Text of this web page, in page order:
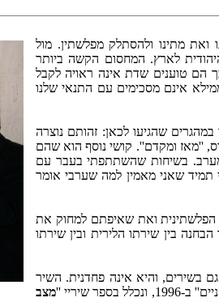
ואת מתינו ולהסתלק מפלשתין. מול
לארץ. המחסום הקשה ביותר
הם טוענים שדת אינה ראויה לקבל
אינם מסכימים עם התנאי שלנו
שהגיעו לכאן: זהותם נוצרה
''מאז ומקדם''. קושי נוסף הוא שהם
למערב. בשיחות שהשתתפתי בעבר עם
תמיד שאני מאמין למה שערבי אומר
ואת שאיפתם למחוק את
בין שירתו הלירית ובין שירתו
בשירים, והיא אינה פחדנית. השיר
מצב